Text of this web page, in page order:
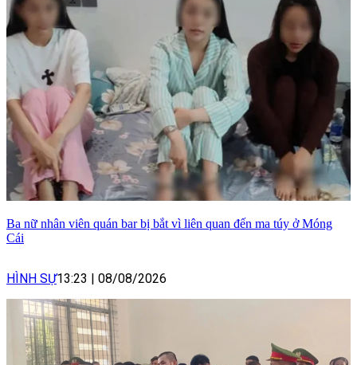
Ba nữ nhân viên quán bar bị bắt vì liên quan đến ma túy ở Móng
Cái
HÌNH SỰ13:23 08/08/2026